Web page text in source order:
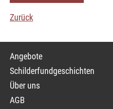
Zurück
Navigation
überspringen
Angebote
Schilderfundgeschichten
Über uns
AGB